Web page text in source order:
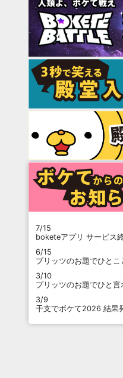
7/15
boketeアプリ サービス
6/15
プリッツのお題でひと
3/10
プリッツのお題でひと
3/9
干支でボケて2026 結果